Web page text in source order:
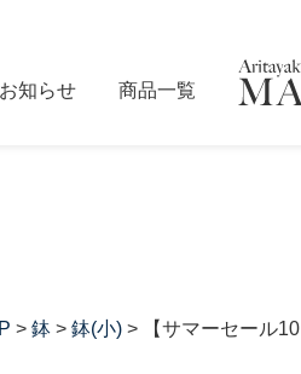
お知らせ 商品一覧
> 鉢 > 鉢(小) > 【サマーセール